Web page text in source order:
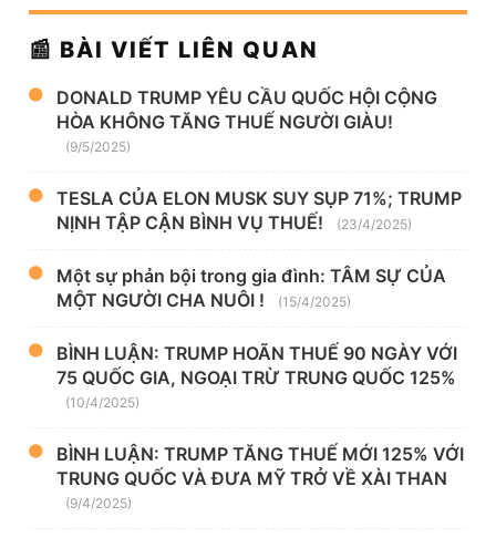
📰 BÀI VIẾT LIÊN QUAN
DONALD TRUMP YÊU CẦU QUỐC HỘI CỘNG
HÒA KHÔNG TĂNG THUẾ NGƯỜI GIÀU!
(9/5/2025)
TESLA CỦA ELON MUSK SUY SỤP 71%; TRUMP
NỊNH TẬP CẬN BÌNH VỤ THUẾ!
(23/4/2025)
Một sự phản bội trong gia đình: TÂM SỰ CỦA
MỘT NGƯỜI CHA NUÔI !
(15/4/2025)
BÌNH LUẬN: TRUMP HOÃN THUẾ 90 NGÀY VỚI
75 QUỐC GIA, NGOẠI TRỪ TRUNG QUỐC 125%
(10/4/2025)
BÌNH LUẬN: TRUMP TĂNG THUẾ MỚI 125% VỚI
TRUNG QUỐC VÀ ĐƯA MỸ TRỞ VỀ XÀI THAN
(9/4/2025)